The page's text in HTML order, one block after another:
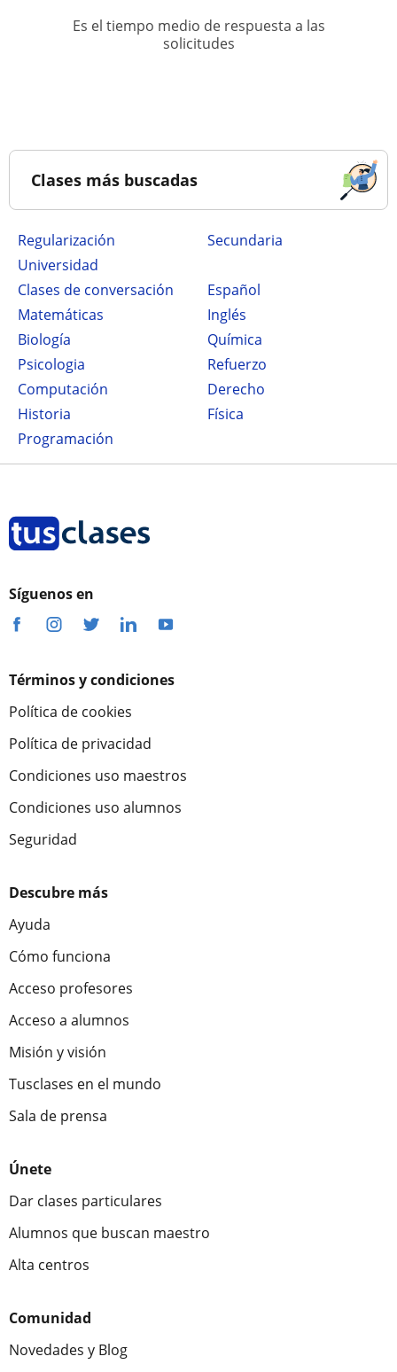
Es el tiempo medio de respuesta a las
solicitudes
Clases más buscadas
Regularización
secundaria
Universidad
Clases de conversación
Español
Matemáticas
Inglés
Biología
Química
Psicologia
Refuerzo
Computación
Derecho
Historia
Física
Programación
Síguenos en
Términos y condiciones
Política de cookies
Política de privacidad
Condiciones uso maestros
Condiciones uso alumnos
Seguridad
Descubre más
Ayuda
Cómo funciona
Acceso profesores
Acceso a alumnos
Misión y visión
Tusclases en el mundo
Sala de prensa
Únete
Dar clases particulares
Alumnos que buscan maestro
Alta centros
Comunidad
Novedades y Blog